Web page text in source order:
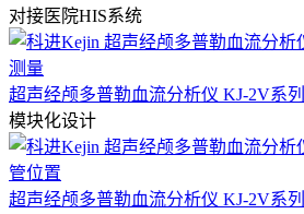
对接医院HIS系统
超声经颅多普勒血流分析仪 KJ-2V系列
模块化设计
超声经颅多普勒血流分析仪 KJ-2V系列